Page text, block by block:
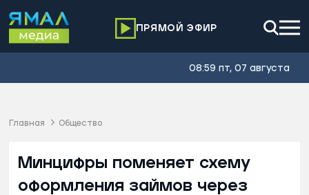
ПРЯМОЙ ЭФИР
08:59 пт, 07 августа
Главная Общество
Минцифры поменяет схему
оформления займов через